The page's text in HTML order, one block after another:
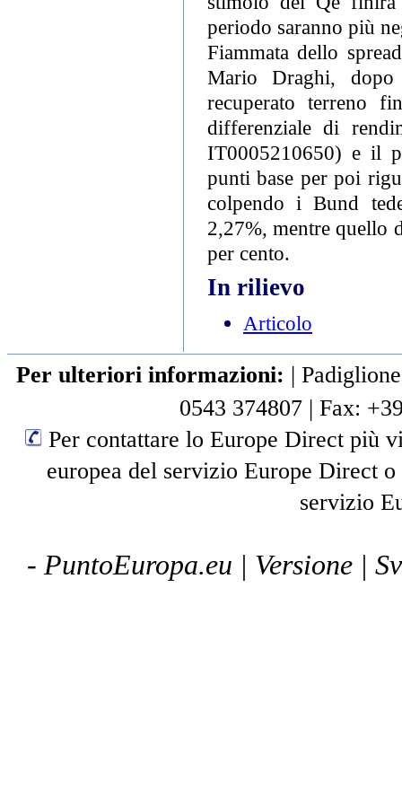
periodo saranno più
Fiammata dello
Mario Draghi,
recuperato terreno
differenziale di
IT0005210650) e il
punti base per poi
colpendo i Bund
2,27%, mentre quello
per cento.
In rilievo
Articolo
Per ulteriori informazioni: |
0543 374807 | Fax:
Per contattare lo Europe Direct più
europea del servizio Europe Direct
servizio
- PuntoEuropa.eu | Versione |